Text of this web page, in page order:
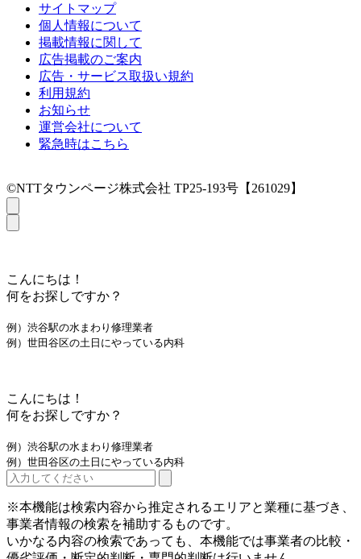
サイトマップ
個人情報について
掲載情報に関して
広告掲載のご案内
広告・サービス取扱い規約
利用規約
お知らせ
運営会社について
緊急時はこちら
©NTTタウンページ株式会社 TP25-193号【261029】
こんにちは！
何をお探しですか？
例）渋谷駅の水まわり修理業者
例）世田谷区の土日にやっている内科
こんにちは！
何をお探しですか？
例）渋谷駅の水まわり修理業者
例）世田谷区の土日にやっている内科
※本機能は検索内容から推定されるエリアと業種に基づき、
事業者情報の検索を補助するものです。
いかなる内容の検索であっても、本機能では事業者の比較・